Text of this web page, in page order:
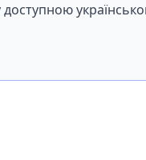
доступною